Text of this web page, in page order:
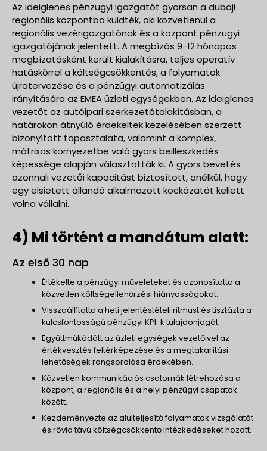
Az ideiglenes pénzügyi igazgatót gyorsan a dubaji
regionális központba küldték, aki közvetlenül a
regionális vezérigazgatónak és a központ pénzügyi
igazgatójának jelentett. A megbízás 9-12 hónapos
megbízatásként került kialakításra, teljes operatív
hatáskörrel a költségcsökkentés, a folyamatok
újratervezése és a pénzügyi automatizálás
irányítására az EMEA üzleti egységekben. Az ideiglenes
vezetőt az autóipari szerkezetátalakításban, a
határokon átnyúló érdekeltek kezelésében szerzett
bizonyított tapasztalata, valamint a komplex,
mátrixos környezetbe való gyors beilleszkedés
képessége alapján választották ki. A gyors bevetés
azonnali vezetői kapacitást biztosított, anélkül, hogy
egy elsietett állandó alkalmazott kockázatát kellett
volna vállalni.
4) Mi történt a mandátum alatt:
Az első 30 nap
Értékelte a pénzügyi műveleteket és azonosította a
közvetlen költségellenőrzési hiányosságokat.
Visszaállította a heti jelentéstételi ritmust és tisztázta a
kulcsfontosságú pénzügyi KPI-k tulajdonjogát.
Együttműködött az üzleti egységek vezetőivel az
értékvesztés feltérképezése és a megtakarítási
lehetőségek rangsorolása érdekében.
Közvetlen kommunikációs csatornák létrehozása a
központ, a regionális és a helyi pénzügyi csapatok
között.
Kezdeményezte az alulteljesítő folyamatok vizsgálatát
és rövid távú költségcsökkentő intézkedéseket hozott.